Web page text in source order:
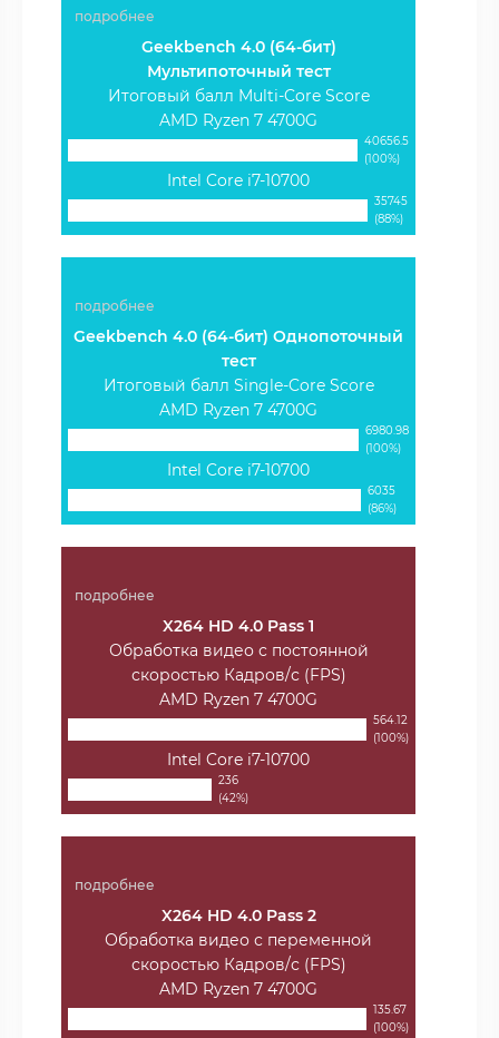
подробнее
Geekbench 4.0 (64-бит)
Мультипоточный тест
Итоговый балл Multi-Core Score
AMD Ryzen 7 4700G
40656.5
(100%)
Intel Core i7-10700
35745
(88%)
подробнее
Geekbench 4.0 (64-бит) Однопоточный
тест
Итоговый балл Single-Core Score
AMD Ryzen 7 4700G
6980.98
(100%)
Intel Core i7-10700
6035
(86%)
подробнее
X264 HD 4.0 Pass 1
Обработка видео с постоянной
скоростью Кадров/с (FPS)
AMD Ryzen 7 4700G
564.12
(100%)
Intel Core i7-10700
236
(42%)
подробнее
X264 HD 4.0 Pass 2
Обработка видео с переменной
скоростью Кадров/с (FPS)
AMD Ryzen 7 4700G
135.67
(100%)